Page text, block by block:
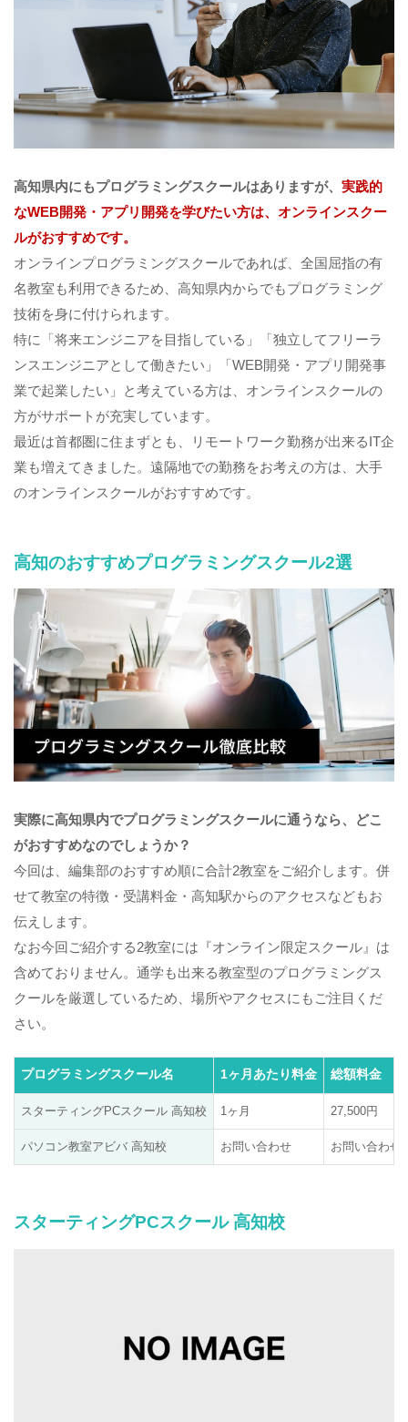
高知県内にもプログラミングスクールはありますが、 実践的
なWEB開発・アプリ開発を学びたい方は、オンラインスクー
ルがおすすめです。
オンラインプログラミングスクールであれば、全国屈指の有
名教室も利用できるため、高知県内からでもプログラミング
技術を身に付けられます。
特に「将来エンジニアを目指している」「独立してフリーラ
ンスエンジニアとして働きたい」「WEB開発・アプリ開発事
業で起業したい」と考えている方は、オンラインスクールの
方がサポートが充実しています。
最近は首都圏に住まずとも、リモートワーク勤務が出来るIT企
業も増えてきました。遠隔地での勤務をお考えの方は、大手
のオンラインスクールがおすすめです。
高知のおすすめプログラミングスクール2選
実際に高知県内でプログラミングスクールに通うなら、どこ
がおすすめなのでしょうか？
今回は、編集部のおすすめ順に合計2教室をご紹介します。併
せて教室の特徴・受講料金・高知駅からのアクセスなどもお
伝えします。
なお今回ご紹介する2教室には『オンライン限定スクール』は
含めておりません。通学も出来る教室型のプログラミングス
クールを厳選しているため、場所やアクセスにもご注目くだ
さい。
プログラミングスクール名 1ヶ月あたり料金 総額料金
スターティングPCスクール 高知校 1ヶ月 27,500円
パソコン教室アビバ 高知校 お問い合わせ お問い合わせ
スターティングPCスクール 高知校